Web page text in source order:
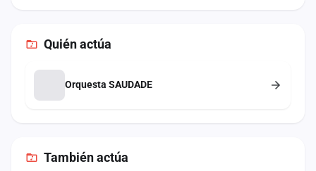
Quién actúa
Orquesta SAUDADE
Tambiénactúa